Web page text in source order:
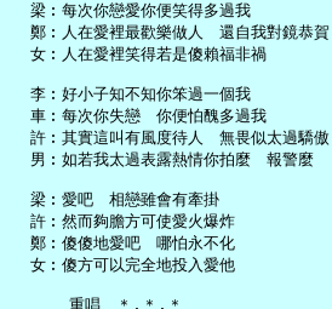
   梁︰每次你戀愛你便笑得多過我
   鄭︰人在愛裡最歡樂做人　還自我對鏡恭賀
   女︰人在愛裡笑得若是傻賴福非禍
   李︰好小子知不知你笨過一個我
   車︰每次你失戀　你便怕醜多過我
   許︰其實這叫有風度待人　無畏似太過驕傲
   男︰如若我太過表露熱情你拍麼　報警麼
   梁︰愛吧　相戀雖會有牽掛
   許︰然而夠膽方可使愛火爆炸
   鄭︰傻傻地愛吧　哪怕永不化
   女︰傻方可以完全地投入愛他